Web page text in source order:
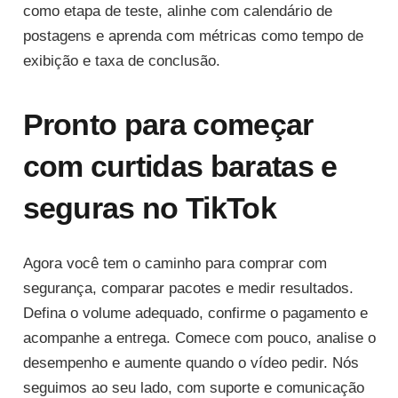
como etapa de teste, alinhe com calendário de
postagens e aprenda com métricas como tempo de
exibição e taxa de conclusão.
Pronto para começar
com curtidas baratas e
seguras no TikTok
Agora você tem o caminho para comprar com
segurança, comparar pacotes e medir resultados.
Defina o volume adequado, confirme o pagamento e
acompanhe a entrega. Comece com pouco, analise o
desempenho e aumente quando o vídeo pedir. Nós
seguimos ao seu lado, com suporte e comunicação